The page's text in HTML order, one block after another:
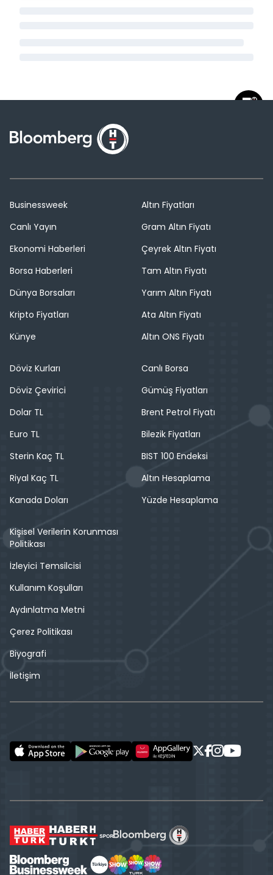
Businessweek
Canlı Yayın
Ekonomi Haberleri
Borsa Haberleri
Dünya Borsaları
Kripto Fiyatları
Künye
Altın Fiyatları
Gram Altın Fiyatı
Çeyrek Altın Fiyatı
Tam Altın Fiyatı
Yarım Altın Fiyatı
Ata Altın Fiyatı
Altın ONS Fiyatı
Döviz Kurları
Döviz Çevirici
Dolar TL
Euro TL
Sterin Kaç TL
Riyal Kaç TL
Kanada Doları
Canlı Borsa
Gümüş Fiyatları
Brent Petrol Fiyatı
Bilezik Fiyatları
BIST 100 Endeksi
Altın Hesaplama
Yüzde Hesaplama
Kişisel Verilerin Korunması
Politikası
İzleyici Temsilcisi
Kullanım Koşulları
Aydınlatma Metni
Çerez Politikası
Biyografi
İletişim